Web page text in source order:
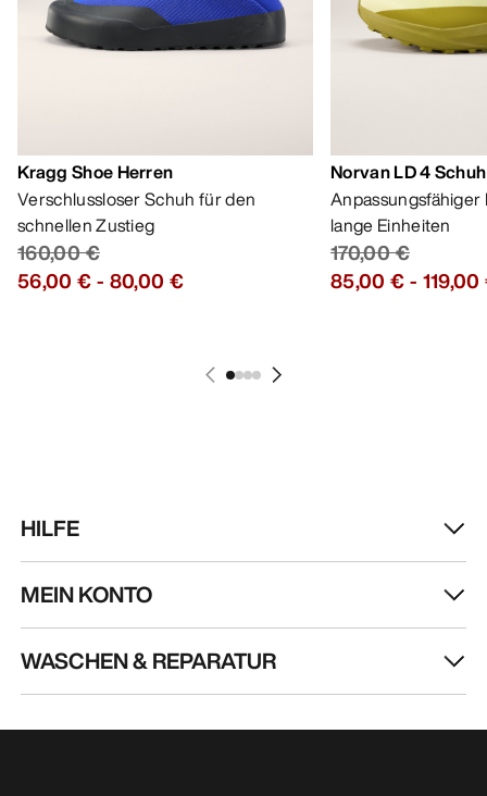
Kragg Shoe Herren
Verschlussloser Schuh für den
schnellen Zustieg
160,00 €
56,00 €- 80,00 €
Norvan LD 4
lange Einheiten
170,00 €
85,00 €-
HILFE
MEIN KONTO
WASCHEN & REPARATUR